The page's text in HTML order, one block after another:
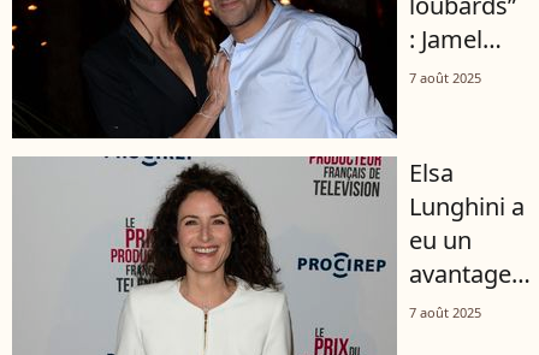
: Jamel
Debbouze
mariés
par un
homme
très
particulier
7 août 2025
Elsa
Lunghini a
eu un
avantage
spécial
7 août 2025